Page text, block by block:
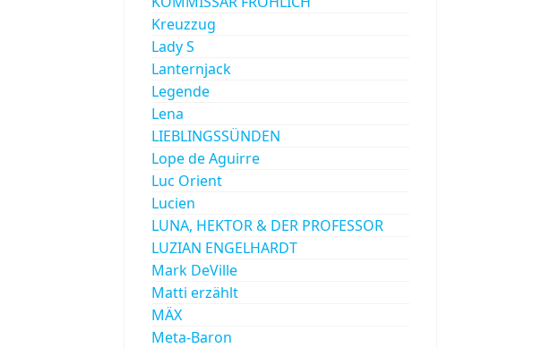
Kreuzzug
Lady S
Lanternjack
Legende
Lena
LIEBLINGSSÜNDEN
Lope de Aguirre
Luc Orient
Lucien
LUNA, HEKTOR & DER PROFESSOR
LUZIAN ENGELHARDT
Mark DeVille
Matti erzählt
MÄX
Meta-Baron